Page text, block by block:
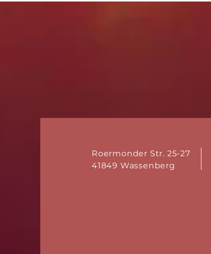
Roermonder Str. 25-27
41849 Wassenberg